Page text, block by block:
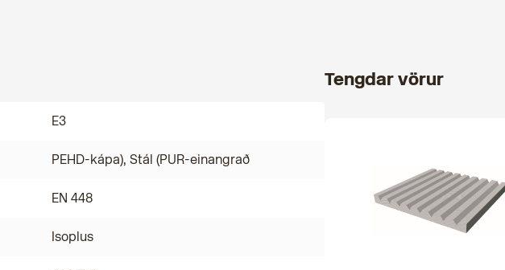
E3
PEHD-kápa), Stál (PUR-einangrað
EN 448
Isoplus
Tengdar vörur